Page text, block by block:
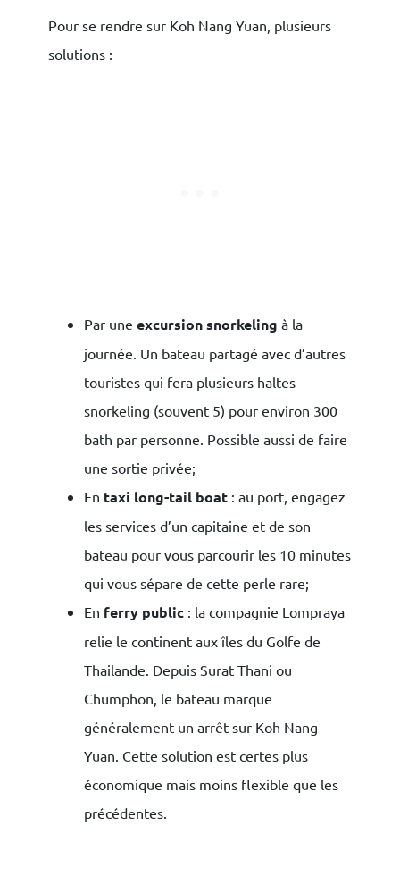
Pour se rendre sur Koh Nang Yuan, plusieurs
solutions :
Par une excursion snorkeling à la
journée. Un bateau partagé avec d’autres
touristes qui fera plusieurs haltes
snorkeling (souvent 5) pour environ 300
bath par personne. Possible aussi de faire
une sortie privée;
En taxi long-tail boat: au port, engagez
les services d’un capitaine et de son
bateau pour vous parcourir les 10 minutes
qui vous sépare de cette perle rare;
En ferry public: la compagnie Lompraya
relie le continent aux îles du Golfe de
Thailande. Depuis Surat Thani ou
Chumphon, le bateau marque
généralement un arrêt sur Koh Nang
Yuan. Cette solution est certes plus
économique mais moins flexible que les
précédentes.